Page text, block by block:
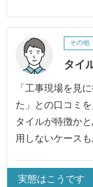
タイ
その他
「工事現場を見
た」との口コミ
タイルが特徴か
用しないケース
実態はこうです